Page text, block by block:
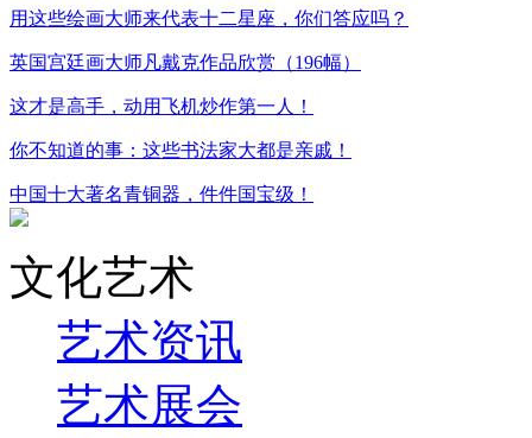
用这些绘画大师来代表十二星座，你们答应吗？
英国宫廷画大师凡戴克作品欣赏（196幅）
这才是高手，动用飞机炒作第一人！
你不知道的事：这些书法家大都是亲戚！
中国十大著名青铜器，件件国宝级！
文化艺术
艺术资讯
艺术展会